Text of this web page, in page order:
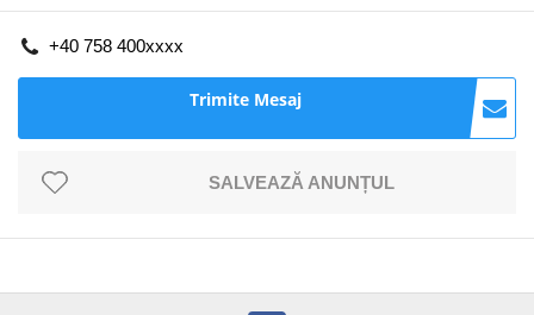
+40 758 400xxxx
Trimite Mesaj
SALVEAZĂ ANUNȚUL